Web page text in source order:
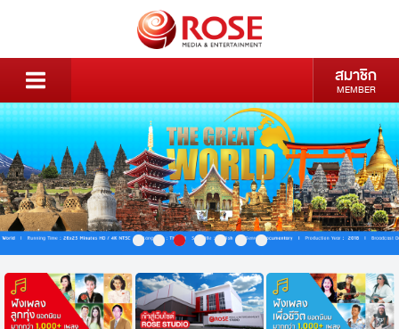
สมาชิก
MEMBER